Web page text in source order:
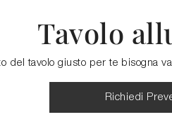
Tavolo
del tavolo giusto per te bisogna
Richiedi